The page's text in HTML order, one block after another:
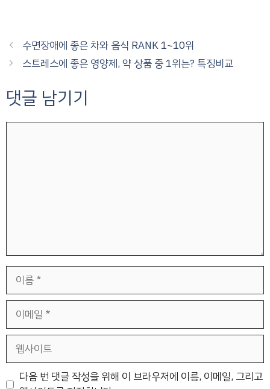
수면장애에 좋은 차와 음식 RANK 1~10위
스트레스에 좋은 영양제, 약 상품 중 1위는? 특징비교
댓글 남기기
일
다음 번 댓글 작성을 위해 이 브라우저에 이름, 이메일, 그리고